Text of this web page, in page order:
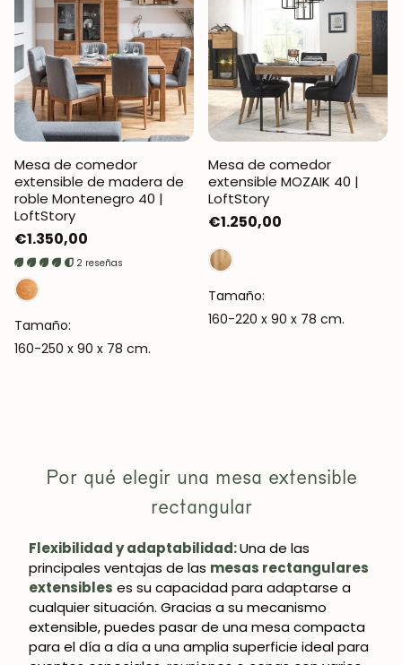
Mesa de comedor
extensible de madera de
roble Montenegro 40 |
LoftStory
Precio
regular
€1.350,00
2 reseñas
Tamaño:
160-250 x 90 x 78 cm.
Mesa de comedor
extensible MOZAIK 40 |
LoftStory
Precio
regular
€1.250,00
Tamaño:
160-220 x 90 x 78 cm.
Por qué elegir una mesa extensible
rectangular
Flexibilidad y adaptabilidad:Una de las
principales ventajas de las mesas rectangulares
extensibles es su capacidad para adaptarse a
cualquier situación. Gracias a su mecanismo
extensible, puedes pasar de una mesa compacta
para el día a día a una amplia superficie ideal para